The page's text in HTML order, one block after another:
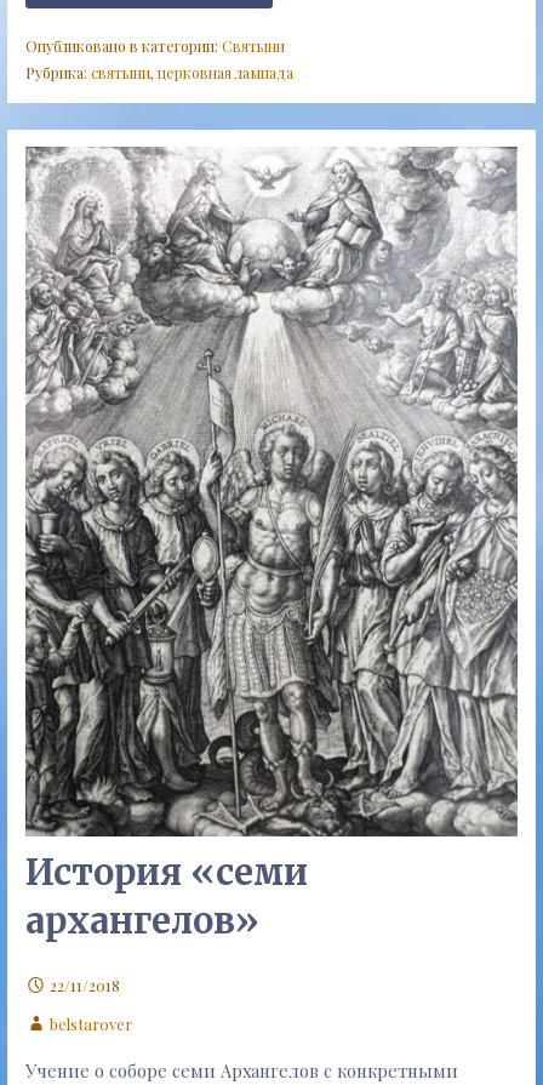
Опубликовано в категории: Святыни
Рубрика: святыни, церковная лампада
История «семи
архангелов»
22/11/2018
belstarover
Учение о соборе семи Архангелов с конкретными